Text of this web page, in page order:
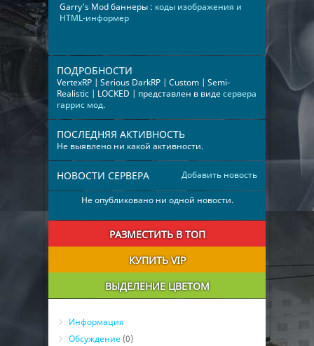
Garry's Mod баннеры : коды изображения и
HTML-информер
ПОДРОБНОСТИ
VertexRP | Serious DarkRP | Custom | Semi-
Realistic | LOCKED | представлен в видесервера
гаррис мод.
ПОСЛЕДНЯЯ АКТИВНОСТЬ
Не выявлено ни какой активности.
Добавить новость
НОВОСТИ СЕРВЕРА
Не опубликовано ни одной новости.
РАЗМЕСТИТЬ В ТОП
КУПИТЬ VIP
ВЫДЕЛЕНИЕ ЦВЕТОМ
Информация
Обсуждение (0)